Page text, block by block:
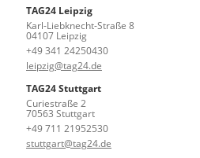
TAG24 Leipzig
Karl-Liebknecht-Straße 8
04107 Leipzig
+49 341 24250430
leipzig@tag24.de
TAG24 Stuttgart
Curiestraße 2
70563 Stuttgart
+49 711 21952530
stuttgart@tag24.de